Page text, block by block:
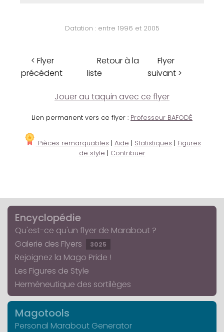
Datation : entre 1996 et 2005
< Flyer
précédent
Retour à la
liste
Flyer
suivant >
Jouer au taquin avec ce flyer
Lien permanent vers ce flyer : Professeur BAFODÉ
Pièces remarquables | Aide | Statistiques | Figures
de style | Contribuer
Encyclopédie
Qu'est-ce qu'un flyer de Marabout ?
Galerie des Flyers
3025
Rejoignez la Mago Pride !
Les Figures de Style
Herméneutique des sortilèges
Magotools
Personal Marabout Generator